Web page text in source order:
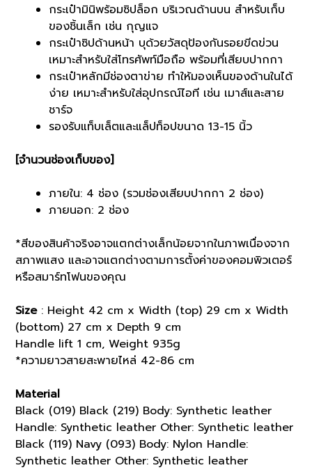
กระเป๋ามินิพร้อมซิปล็อก บริเวณด้านบน สำหรับเก็บ
ของชิ้นเล็ก เช่น กุญแจ
กระเป๋าซิปด้านหน้า บุด้วยวัสดุป้องกันรอยขีดข่วน
เหมาะสำหรับใส่โทรศัพท์มือถือ พร้อมที่เสียบปากกา
กระเป๋าหลักมีช่องตาข่าย ทำให้มองเห็นของด้านในได้
ง่าย เหมาะสำหรับใส่อุปกรณ์ไอที เช่น เมาส์และสาย
ชาร์จ
รองรับแท็บเล็ตและแล็ปท็อปขนาด 13-15 นิ้ว
[จำนวนช่องเก็บของ]
ภายใน: 4 ช่อง (รวมช่องเสียบปากกา 2 ช่อง)
ภายนอก: 2 ช่อง
*สีของสินค้าจริงอาจแตกต่างเล็กน้อยจากในภาพเนื่องจาก
สภาพแสง และอาจแตกต่างตามการตั้งค่าของคอมพิวเตอร์
หรือสมาร์ทโฟนของคุณ
Size : Height 42 cm x Width (top) 29 cm x Width
(bottom) 27 cm x Depth 9 cm
Handle lift 1 cm, Weight 935g
*ความยาวสายสะพายไหล่ 42-86 cm
Material
Black (019) Black (219) Body: Synthetic leather
Handle: Synthetic leather Other: Synthetic leather
Black (119) Navy (093) Body: Nylon Handle:
Synthetic leather Other: Synthetic leather